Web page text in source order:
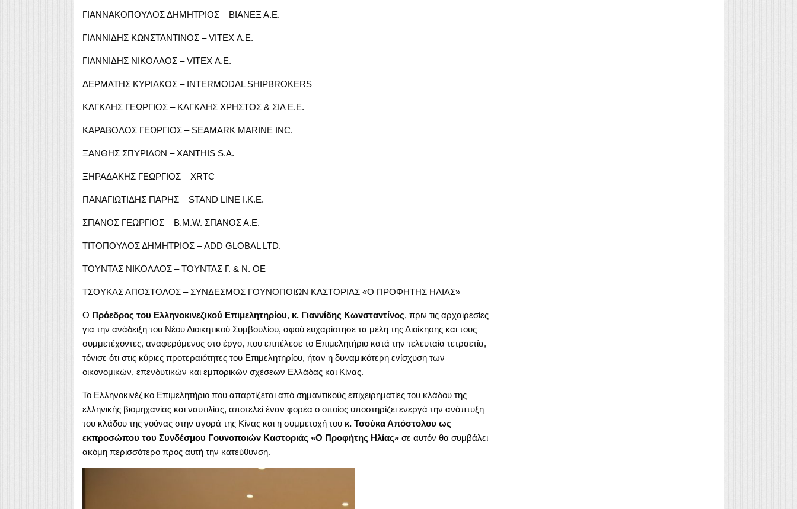
ΓΙΑΝΝΑΚΟΠΟΥΛΟΣ ΔΗΜΗΤΡΙΟΣ – ΒΙΑΝΕΞ Α.Ε.
ΓΙΑΝΝΙΔΗΣ ΚΩΝΣΤΑΝΤΙΝΟΣ – VITEX Α.Ε.
ΓΙΑΝΝΙΔΗΣ ΝΙΚΟΛΑΟΣ – VITEX Α.Ε.
ΔΕΡΜΑΤΗΣ ΚΥΡΙΑΚΟΣ – INTERMODAL SHIPBROKERS
ΚΑΓΚΛΗΣ ΓΕΩΡΓΙΟΣ – ΚΑΓΚΛΗΣ ΧΡΗΣΤΟΣ & ΣΙΑ Ε.Ε.
ΚΑΡΑΒΟΛΟΣ ΓΕΩΡΓΙΟΣ – SEAMARK MARINE INC.
ΞΑΝΘΗΣ ΣΠΥΡΙΔΩΝ – XANTHIS S.A.
ΞΗΡΑΔΑΚΗΣ ΓΕΩΡΓΙΟΣ – XRTC
ΠΑΝΑΓΙΩΤΙΔΗΣ ΠΑΡΗΣ – STAND LINE Ι.Κ.Ε.
ΣΠΑΝΟΣ ΓΕΩΡΓΙΟΣ – B.M.W. ΣΠΑΝΟΣ Α.Ε.
ΤΙΤΟΠΟΥΛΟΣ ΔΗΜΗΤΡΙΟΣ – ADD GLOBAL LTD.
ΤΟΥΝΤΑΣ ΝΙΚΟΛΑΟΣ – ΤΟΥΝΤΑΣ Γ. & Ν. ΟΕ
ΤΣΟΥΚΑΣ ΑΠΟΣΤΟΛΟΣ – ΣΥΝΔΕΣΜΟΣ ΓΟΥΝΟΠΟΙΩΝ ΚΑΣΤΟΡΙΑΣ «Ο ΠΡΟΦΗΤΗΣ ΗΛΙΑΣ»
Ο Πρόεδρος του Ελληνοκινεζικού Επιμελητηρίου, κ. Γιαννίδης Κωνσταντίνος, πριν τις αρχαιρεσίες
για την ανάδειξη του Νέου Διοικητικού Συμβουλίου, αφού ευχαρίστησε τα μέλη της Διοίκησης και τους
συμμετέχοντες, αναφερόμενος στο έργο, που επιτέλεσε το Επιμελητήριο κατά την τελευταία τετραετία,
τόνισε ότι στις κύριες προτεραιότητες του Επιμελητηρίου, ήταν η δυναμικότερη ενίσχυση των
οικονομικών, επενδυτικών και εμπορικών σχέσεων Ελλάδας και Κίνας.
Το Ελληνοκινέζικο Επιμελητήριο που απαρτίζεται από σημαντικούς επιχειρηματίες του κλάδου της
ελληνικής βιομηχανίας και ναυτιλίας, αποτελεί έναν φορέα ο οποίος υποστηρίζει ενεργά την ανάπτυξη
του κλάδου της γούνας στην αγορά της Κίνας και η συμμετοχή του κ. Τσούκα Απόστολου ως
εκπροσώπου του Συνδέσμου Γουνοποιών Καστοριάς «Ο Προφήτης Ηλίας» σε αυτόν θα συμβάλει
ακόμη περισσότερο προς αυτή την κατεύθυνση.